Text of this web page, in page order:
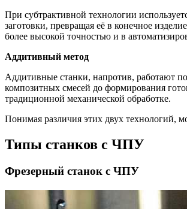
При субтрактивной технологии
заготовки, превращая её в конечное
более высокой точностью и в
Аддитивный метод
Аддитивные станки, напротив, работают по
композитных смесей до формирования
традиционной механической обработке.
Понимая различия этих двух технологий,
Типы станков с ЧПУ
Фрезерный станок с ЧПУ